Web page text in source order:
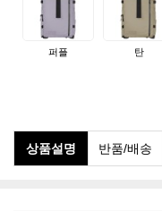
퍼플 탄
상품설명 반품/배송